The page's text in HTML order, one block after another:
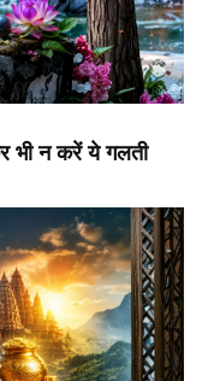
भी न करें ये गलती